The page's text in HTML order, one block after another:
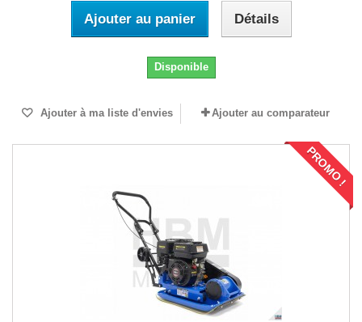
Ajouter au panier Détails
Disponible
Ajouter à ma liste d'envies Ajouter au comparateur
PROMO !